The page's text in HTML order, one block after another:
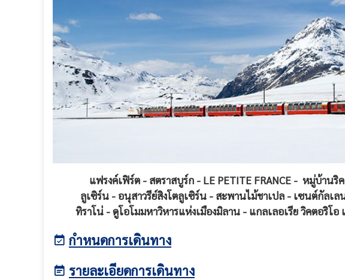
แฟรงค์เฟิร์ต - สตราสบูร์ก - LE PETITE FRANCE - หมู่บ้านริ
ลูเซิร์น - อนุสาวรีย์สิงโตลูเซิร์น - สะพานไม้ชาเปล - เซนต์กัลเ
ทิราโน่ - ดูโอโมมหาวิหารแห่งเมืองมิลาน - แกลเลอเรีย วิคตอริโอ
กำหนดการเดินทาง
รายละเอียดการเดินทาง